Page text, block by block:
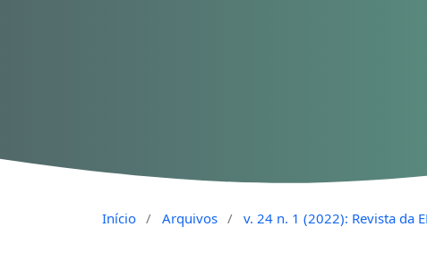
Início / Arquivos / v. 24 n. 1 (2022): Revista da